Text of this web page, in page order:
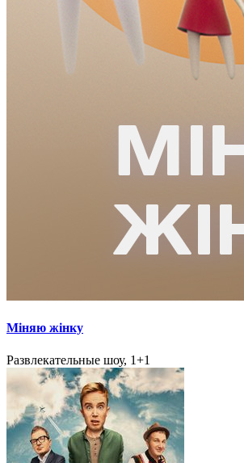
Міняю жінку
Развлекательные шоу, 1+1